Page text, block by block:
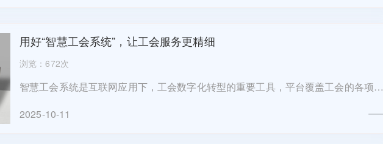
用好“智慧工会系统”，让工会服务更精细
浏览：672次
智慧工会系统是互联网应用下，工会数字化转型的重要工具，平台覆盖工会的各项工
统常见的功能模块组织管理：组织管理功能可以帮助工会在..
2025-10-11